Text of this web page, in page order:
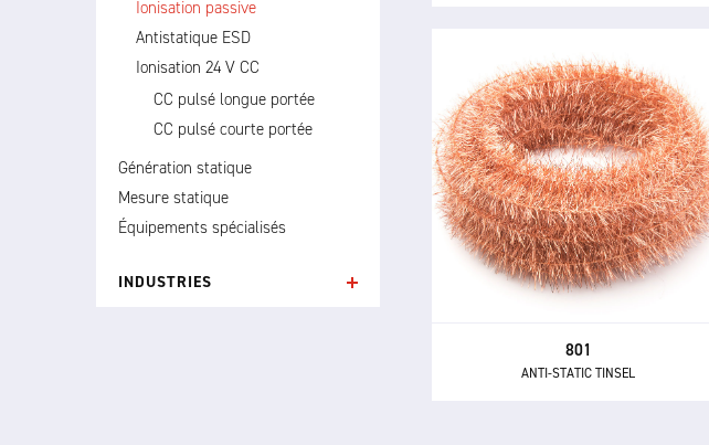
Ionisation passive
Antistatique ESD
Ionisation 24 V CC
CC pulsé longue portée
CC pulsé courte portée
Génération statique
Mesure statique
Équipements spécialisés
INDUSTRIES
801
ANTI-STATIC TINSEL
801
ANTI-STATIC TINSEL
Le 801 Anti-Static Tinsel est une
méthode traditionnelle et efficace
pour neutraliser l'électricité
statique.